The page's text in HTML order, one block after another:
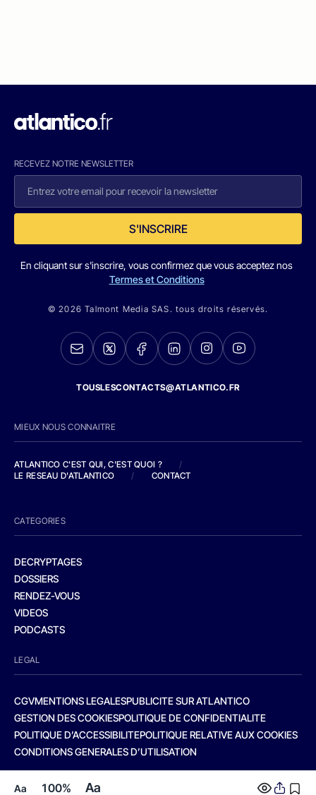
Aa 100% Aa
RECEVEZ NOTRE NEWSLETTER
S'INSCRIRE
En cliquant sur s'inscrire, vous confirmez que vous acceptez nos
Termes et Conditions
© 2026 Talmont Media SAS. tous droits réservés.
TOUSLESCONTACTS@ATLANTICO.FR
MIEUX NOUS CONNAITRE
ATLANTICO C'EST QUI, C'EST QUOI ?
/
LE RESEAU D'ATLANTICO
/ CONTACT
CATEGORIES
DECRYPTAGES
DOSSIERS
RENDEZ-VOUS
VIDEOS
PODCASTS
LEGAL
CGVMENTIONS LEGALESPUBLICITE SUR ATLANTICO
GESTION DES COOKIESPOLITIQUE DE CONFIDENTIALITE
POLITIQUE D’ACCESSIBILITEPOLITIQUE RELATIVE AUX COOKIES
CONDITIONS GENERALES D’UTILISATION